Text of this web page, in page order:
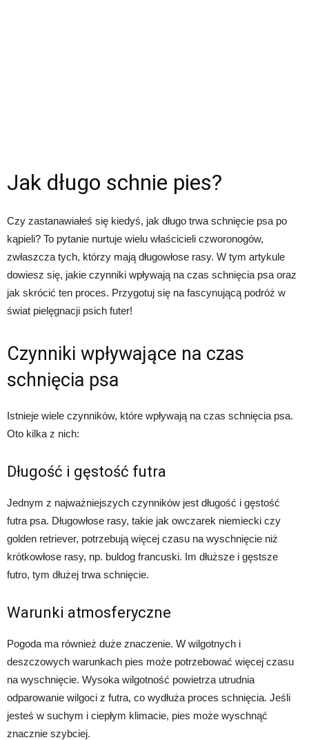
Jak długo schnie pies?
Czy zastanawiałeś się kiedyś, jak długo trwa schnięcie psa po
kąpieli? To pytanie nurtuje wielu właścicieli czworonogów,
zwłaszcza tych, którzy mają długowłose rasy. W tym artykule
dowiesz się, jakie czynniki wpływają na czas schnięcia psa oraz
jak skrócić ten proces. Przygotuj się na fascynującą podróż w
świat pielęgnacji psich futer!
Czynniki wpływające na czas
schnięcia psa
Istnieje wiele czynników, które wpływają na czas schnięcia psa.
Oto kilka z nich:
Długość i gęstość futra
Jednym z najważniejszych czynników jest długość i gęstość
futra psa. Długowłose rasy, takie jak owczarek niemiecki czy
golden retriever, potrzebują więcej czasu na wyschnięcie niż
krótkowłose rasy, np. buldog francuski. Im dłuższe i gęstsze
futro, tym dłużej trwa schnięcie.
Warunki atmosferyczne
Pogoda ma również duże znaczenie. W wilgotnych i
deszczowych warunkach pies może potrzebować więcej czasu
na wyschnięcie. Wysoka wilgotność powietrza utrudnia
odparowanie wilgoci z futra, co wydłuża proces schnięcia. Jeśli
jesteś w suchym i ciepłym klimacie, pies może wyschnąć
znacznie szybciej.